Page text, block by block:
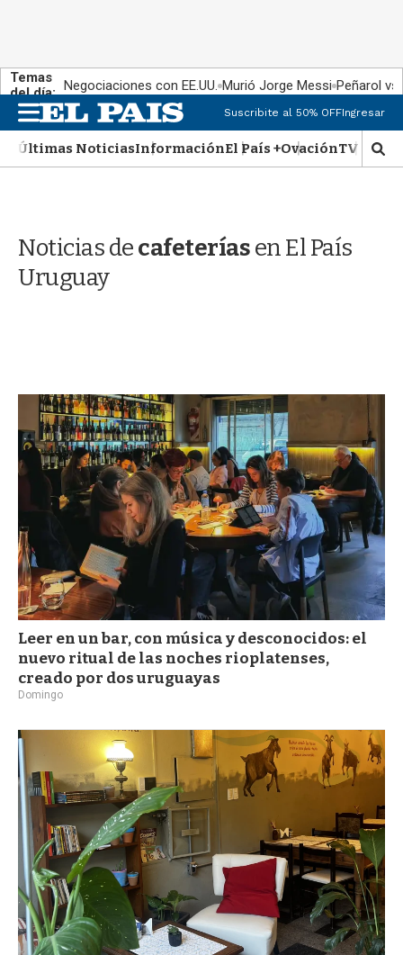
Temas
del día: Negociaciones con EE.UU. Murió Jorge Messi Peñarol
M
e
n
u
Suscribite al 50% OFFIngresar
Últimas NoticiasInformaciónEl País +OvaciónTV Show
M
o
d
Noticias decafeteríasen El País
Uruguay
Leer en un bar, con música y desconocidos: el
nuevo ritual de las noches rioplatenses,
creado por dos uruguayas
Domingo